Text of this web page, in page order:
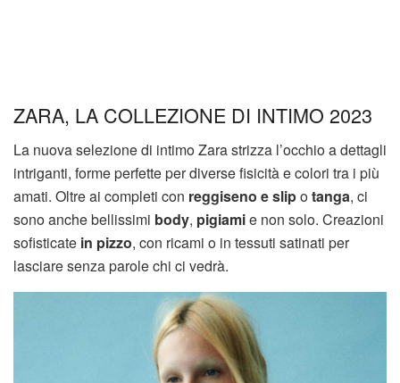
ZARA, LA COLLEZIONE DI INTIMO 2023
La nuova selezione di intimo Zara strizza l’occhio a dettagli
intriganti, forme perfette per diverse fisicità e colori tra i più
amati. Oltre ai completi con reggiseno e slipotanga, ci
sono anche bellissimi body, pigiamie non solo. Creazioni
sofisticate in pizzo, con ricami o in tessuti satinati per
lasciare senza parole chi ci vedrà.